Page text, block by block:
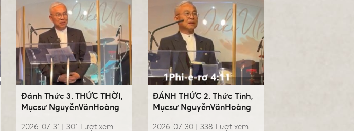
Đánh Thức 3. THỨC THỜI,
Mụcsư NguyễnVănHoàng
2026-07-31 | Lượt xem
301
ĐÁNH THỨC 2. Thức Tỉnh,
Mụcsư NguyễnVănHoàng
2026-07-30 | Lượt xem
338